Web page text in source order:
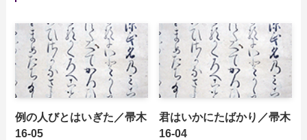
例の人びとはいぎた／帚木
16-05
君はいかにたばかり／帚木
16-04